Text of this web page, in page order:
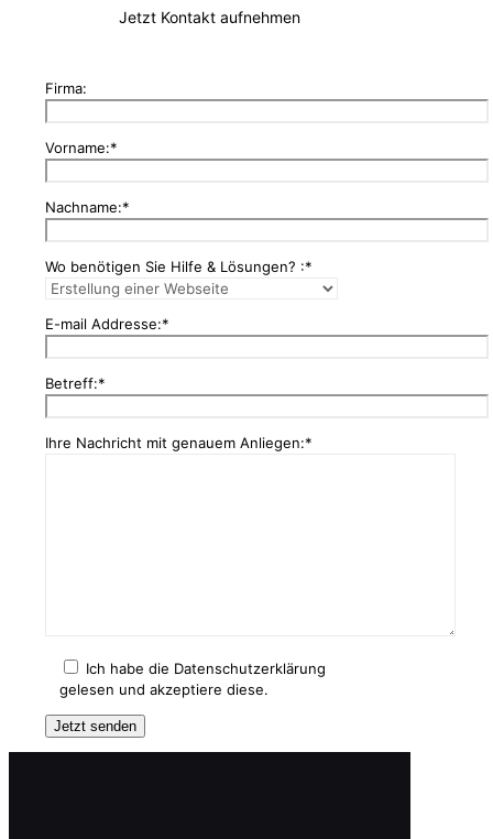
Jetzt Kontakt aufnehmen
Firma:
Vorname:*
Nachname:*
Wo benötigen Sie Hilfe & Lösungen? :*
E-mail Addresse:*
Betreff:*
Ihre Nachricht mit genauem Anliegen:*
Ich habe die Datenschutzerklärung
gelesen und akzeptiere diese.